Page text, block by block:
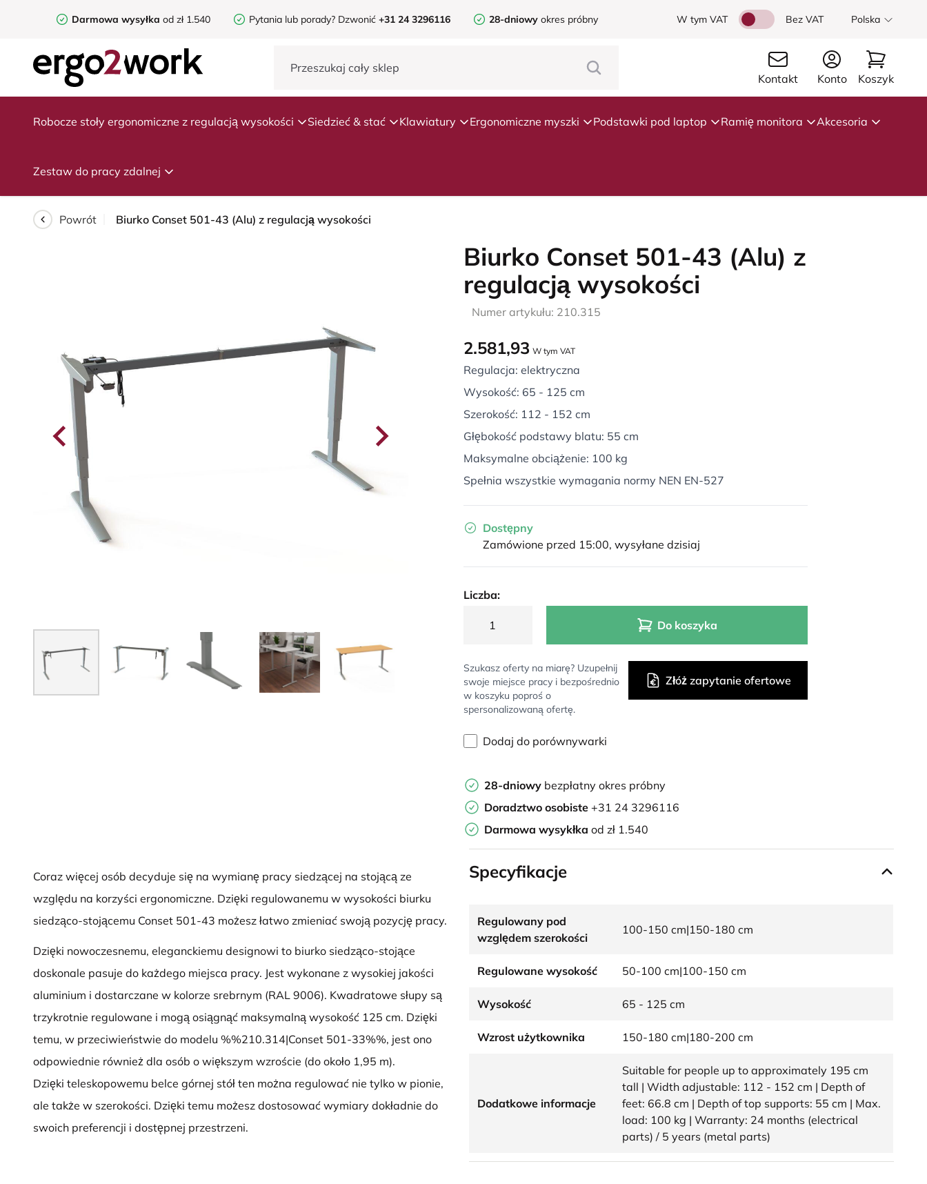
Darmowa wysyłka od zł 1.540 Pytania lub porady? Dzwonić +31 24 3296116 28-dniowy okres próbny W tym VAT Bez VAT Polska
Kontakt Konto Koszyk
Robocze stoły ergonomiczne z regulacją wysokości Siedzieć & stać Klawiatury Ergonomiczne myszki Podstawki pod laptop Ramię monitora Akcesoria
Zestaw do pracy zdalnej
Powrót Biurko Conset 501-43 (Alu) z regulacją wysokości
Biurko Conset 501-43 (Alu) z
regulacją wysokości
Numer artykułu: 210.315
2.581,93 W tym VAT
Regulacja: elektryczna
Wysokość: 65 - 125 cm
Szerokość: 112 - 152 cm
Głębokość podstawy blatu: 55 cm
Maksymalne obciążenie: 100 kg
Spełnia wszystkie wymagania normy NEN EN-527
Dostępny
Zamówione przed 15:00, wysyłane dzisiaj
Liczba:
Do koszyka
Szukasz oferty na miarę? Uzupełnij
swoje miejsce pracy i bezpośrednio
w koszyku poproś o
spersonalizowaną ofertę.
Złóż zapytanie ofertowe
Dodaj do porównywarki
28-dniowy bezpłatny okres próbny
Doradztwo osobiste +31 24 3296116
Darmowa wysykłka od zł 1.540
Coraz więcej osób decyduje się na wymianę pracy siedzącej na stojącą ze
względu na korzyści ergonomiczne. Dzięki regulowanemu w wysokości biurku
siedząco-stojącemu Conset 501-43 możesz łatwo zmieniać swoją pozycję pracy.
Dzięki nowoczesnemu, eleganckiemu designowi to biurko siedząco-stojące
doskonale pasuje do każdego miejsca pracy. Jest wykonane z wysokiej jakości
aluminium i dostarczane w kolorze srebrnym (RAL 9006). Kwadratowe słupy są
trzykrotnie regulowane i mogą osiągnąć maksymalną wysokość 125 cm. Dzięki
temu, w przeciwieństwie do modelu %%210.314|Conset 501-33%%, jest ono
odpowiednie również dla osób o większym wzroście (do około 1,95 m).
Dzięki teleskopowemu belce górnej stół ten można regulować nie tylko w pionie,
ale także w szerokości. Dzięki temu możesz dostosować wymiary dokładnie do
swoich preferencji i dostępnej przestrzeni.
Specyfikacje
Regulowany pod
względem szerokości
100-150 cm|150-180 cm
Regulowane wysokość 50-100 cm|100-150 cm
Wysokość 65 - 125 cm
Wzrost użytkownika 150-180 cm|180-200 cm
Dodatkowe informacje
Suitable for people up to approximately 195 cm
tall | Width adjustable: 112 - 152 cm | Depth of
feet: 66.8 cm | Depth of top supports: 55 cm | Max.
load: 100 kg | Warranty: 24 months (electrical
parts) / 5 years (metal parts)